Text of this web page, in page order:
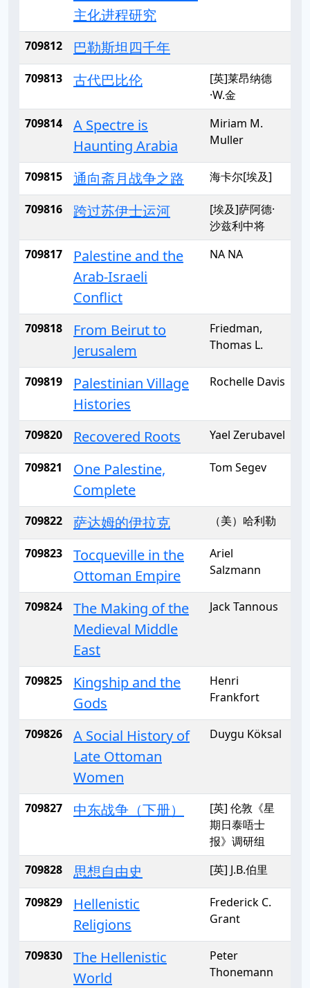
主化进程研究
709812 巴勒斯坦四千年
709813 古代巴比伦
[英]莱昂纳德
·W.金
709814
A Spectre is
Haunting Arabia
Miriam M.
Muller
709815 通向斋月战争之路 海卡尔[埃及]
709816 跨过苏伊士运河
[埃及]萨阿德·
沙兹利中将
709817
Palestine and the
Arab-Israeli
Conflict
NA NA
709818
From Beirut to
Jerusalem
Friedman,
Thomas L.
709819
Palestinian Village
Histories
Rochelle Davis
709820 Recovered Roots Yael Zerubavel
709821
One Palestine,
Complete
Tom Segev
709822 萨达姆的伊拉克 （美）哈利勒
709823
Tocqueville in the
Ottoman Empire
Ariel
Salzmann
709824
The Making of the
Medieval Middle
East
Jack Tannous
709825
Kingship and the
Gods
Henri
Frankfort
709826
A Social History of
Late Ottoman
Women
Duygu Köksal
709827 中东战争（下册）
[英] 伦敦《星
期日泰唔士
报》调研组
709828
思想自由史 [英] J.B.伯里
709829
Hellenistic
Religions
Frederick C.
Grant
709830
The Hellenistic
World
Peter
Thonemann